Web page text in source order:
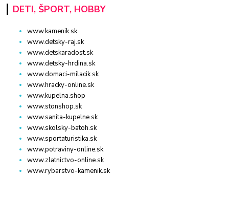
DETI, ŠPORT, HOBBY
www.kamenik.sk
www.detsky-raj.sk
www.detskaradost.sk
www.detsky-hrdina.sk
www.domaci-milacik.sk
www.hracky-online.sk
www.kupelna.shop
www.stonshop.sk
www.sanita-kupelne.sk
www.skolsky-batoh.sk
www.sportaturistika.sk
www.potraviny-online.sk
www.zlatnictvo-online.sk
www.rybarstvo-kamenik.sk